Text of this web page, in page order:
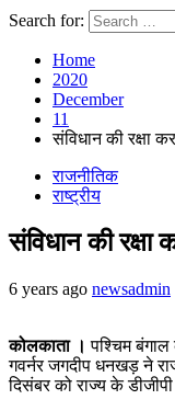
Search for:
Home
2020
December
11
संविधान की रक्षा
राजनीतिक
राष्ट्रीय
संविधान की रक्षा
6 years ago newsadmin
कोलकाता ।पश्चिम
गवर्नर जगदीप धनखड़ ने
दिसंबर को राज्‍य के